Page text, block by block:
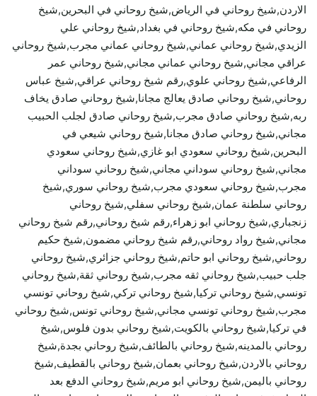
الاردن,شيخ روحاني في الرياض,شيخ روحاني في البحرين,شيخ
روحاني في مكه,شيخ روحاني في بغداد,شيخ روحاني علي
الزيدي,شيخ روحاني عماني,شيخ روحاني عماني مجرب,شيخ روحاني
عراقي مجاني,شيخ روحاني عماني مجاني,شيخ روحاني عمر
الرفاعي,شيخ روحاني علوي,رقم شيخ روحاني عراقي,شيخ عباس
روحاني,شيخ روحاني صادق يعالج مجانا,شيخ روحاني صادق يخاف
ربه,شيخ روحاني صادق مجرب,شيخ روحاني صادق لجلب الحبيب
مجاني,شيخ روحاني صادق مجانا,شيخ روحاني شيعي في
البحرين,شيخ روحاني سعودي ابو غازي,شيخ روحاني سعودي
مجاني,شيخ روحاني سوداني مجاني,شيخ روحاني سوداني
مجرب,شيخ روحاني سعودي مجرب,شيخ روحاني سوري,شيخ
روحاني سلطنة عمان,شيخ روحاني سفلي,شيخ روحاني
زنجباري,شيخ روحاني ابو زهراء,رقم شيخ روحاني,رقم شيخ روحاني
مجاني,شيخ رواد روحاني,رقم شيخ روحاني مضمون,شيخ حكيم
روحاني,شيخ روحاني ابو حاتم,شيخ روحاني جزائري,شيخ روحاني
جلب حبيب,شيخ روحاني ثقه مجرب,شيخ روحاني ثقة,شيخ روحاني
تونسي,شيخ روحاني تركيا,شيخ روحاني تركي,شيخ روحاني تونسي
مجرب,شيخ روحاني تونسي مجاني,شيخ روحاني تونس,شيخ روحاني
في تركيا,شيخ روحاني بالكويت,شيخ روحاني بدون فلوس,شيخ
روحاني بالمدينه,شيخ روحاني بالطائف,شيخ روحاني بجدة,شيخ
روحاني بالاردن,شيخ روحاني بعمان,شيخ روحاني بالقطيف,شيخ
روحاني باليمن,شيخ روحاني ابو مريم,شيخ روحاني الدفع بعد